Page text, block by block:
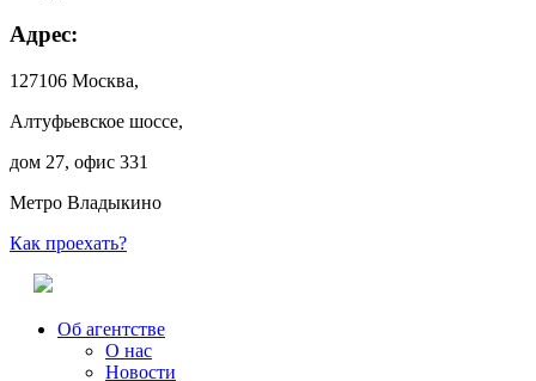
Адрес:
127106 Москва,
Алтуфьевское шоссе,
дом 27, офис 331
Метро Владыкино
Как проехать?
Об агентстве
О нас
Новости